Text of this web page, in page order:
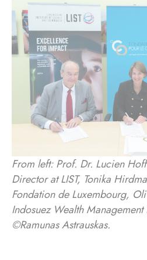
From left: Prof. Dr. Lucien
Director at LIST, Tonika
Fondation de Luxembourg,
Indosuez Wealth
©Ramunas Astrauskas.